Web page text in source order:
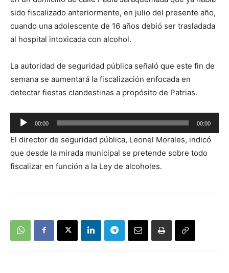
sido fiscalizado anteriormente, en julio del presente año,
cuando una adolescente de 16 años debió ser trasladada
al hospital intoxicada con alcohol.
La autoridad de seguridad pública señaló que este fin de
semana se aumentará la fiscalización enfocada en
detectar fiestas clandestinas a propósito de Patrias.
Reproductor
de
audio
00:00 00:00
El director de seguridad pública, Leonel Morales, indicó
que desde la mirada municipal se pretende sobre todo
fiscalizar en función a la Ley de alcoholes.